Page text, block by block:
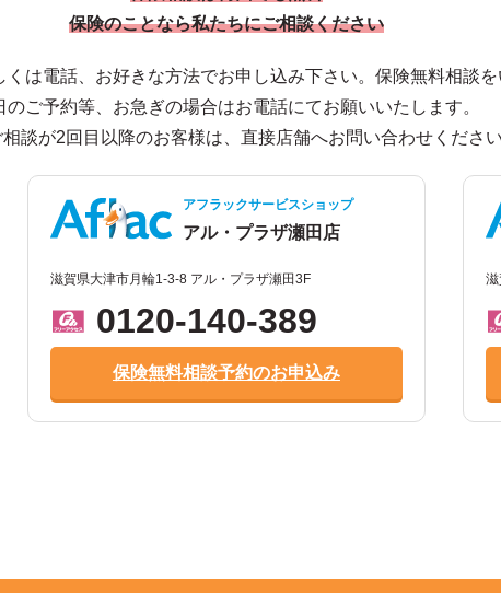
保険のことなら私たちにご相談ください
くは電話、お好きな方法でお申し込み下さい。保険無料相談を
のご予約等、お急ぎの場合はお電話にてお願いいたします。
相談が2回目以降のお客様は、直接店舗へお問い合わせください
アフラックサービスショップ
アル・プラザ瀬田店
滋賀県大津市月輪1-3-8 アル・プラザ瀬田3F
0120-140-389
保険無料相談予約のお申込み